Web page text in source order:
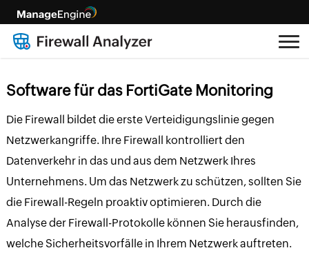
Software für das FortiGate Monitoring
Die Firewall bildet die erste Verteidigungslinie gegen
Netzwerkangriffe. Ihre Firewall kontrolliert den
Datenverkehr in das und aus dem Netzwerk Ihres
Unternehmens. Um das Netzwerk zu schützen, sollten Sie
die Firewall-Regeln proaktiv optimieren. Durch die
Analyse der Firewall-Protokolle können Sie herausfinden,
welche Sicherheitsvorfälle in Ihrem Netzwerk auftreten.